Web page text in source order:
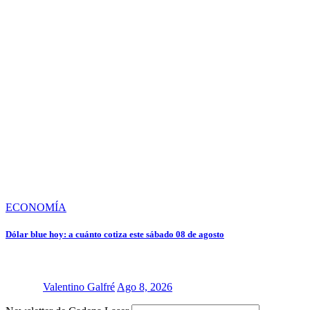
ECONOMÍA
Dólar blue hoy: a cuánto cotiza este sábado 08 de agosto
Valentino Galfré Ago 8, 2026